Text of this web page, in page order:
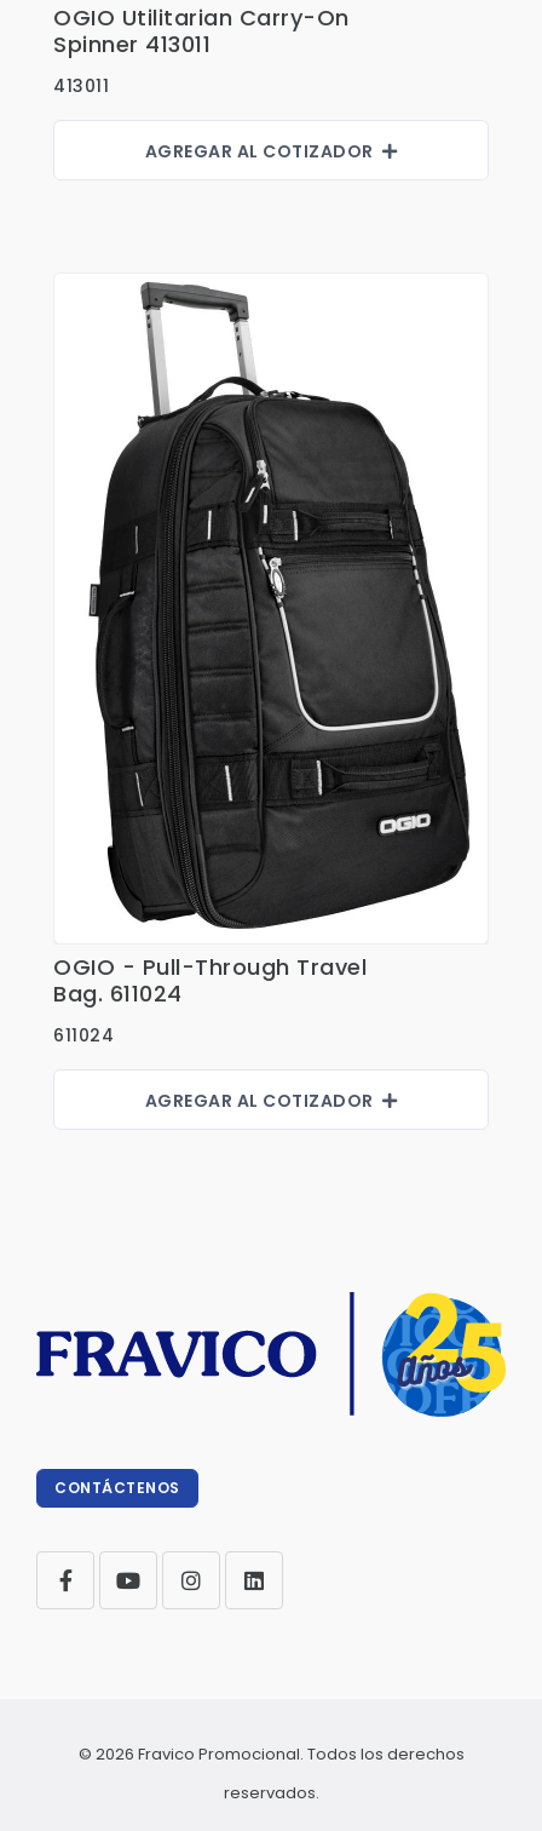
Ver Detalles
OGIO Utilitarian Carry-On
Spinner 413011
413011
AGREGAR AL COTIZADOR
Ver Detalles
OGIO - Pull-Through Travel
Bag. 611024
611024
AGREGAR AL COTIZADOR
CONTÁCTENOS
© 2026 Fravico Promocional. Todos los derechos
reservados.